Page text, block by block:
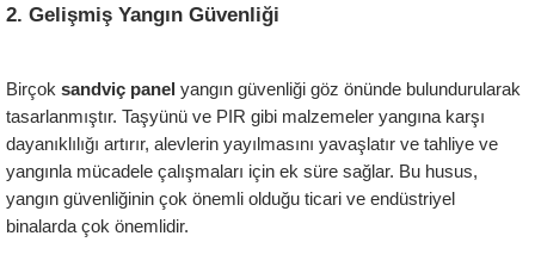
2. Gelişmiş Yangın Güvenliği
Birçok sandviç panel yangın güvenliği göz önünde bulundurularak
tasarlanmıştır. Taşyünü ve PIR gibi malzemeler yangına karşı
dayanıklılığı artırır, alevlerin yayılmasını yavaşlatır ve tahliye ve
yangınla mücadele çalışmaları için ek süre sağlar. Bu husus,
yangın güvenliğinin çok önemli olduğu ticari ve endüstriyel
binalarda çok önemlidir.